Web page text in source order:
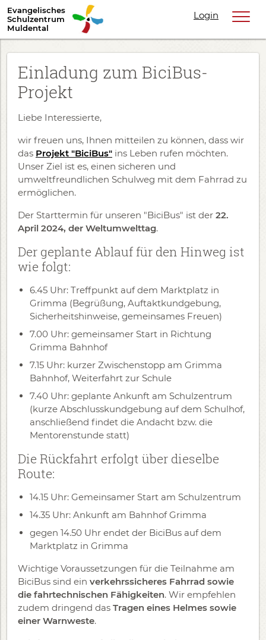
Evangelisches
Schulzentrum
Muldental
Login
Einladung zum BiciBus-
Projekt
Liebe Interessierte,
wir freuen uns, Ihnen mitteilen zu können, dass wir
das Projekt "BiciBus" ins Leben rufen möchten.
Unser Ziel ist es, einen sicheren und
umweltfreundlichen Schulweg mit dem Fahrrad zu
ermöglichen.
Der Starttermin für unseren "BiciBus" ist der 22.
April 2024, der Weltumwelttag.
Der geplante Ablauf für den Hinweg ist
wie folgt:
6.45 Uhr: Treffpunkt auf dem Marktplatz in
Grimma (Begrüßung, Auftaktkundgebung,
Sicherheitshinweise, gemeinsames Freuen)
7.00 Uhr: gemeinsamer Start in Richtung
Grimma Bahnhof
7.15 Uhr: kurzer Zwischenstopp am Grimma
Bahnhof, Weiterfahrt zur Schule
7.40 Uhr: geplante Ankunft am Schulzentrum
(kurze Abschlusskundgebung auf dem Schulhof,
anschließend findet die Andacht bzw. die
Mentorenstunde statt)
Die Rückfahrt erfolgt über dieselbe
Route:
14.15 Uhr: Gemeinsamer Start am Schulzentrum
14.35 Uhr: Ankunft am Bahnhof Grimma
gegen 14.50 Uhr endet der BiciBus auf dem
Marktplatz in Grimma
Wichtige Voraussetzungen für die Teilnahme am
BiciBus sind ein verkehrssicheres Fahrrad sowie
die fahrtechnischen Fähigkeiten. Wir empfehlen
zudem dringend das Tragen eines Helmes sowie
einer Warnweste.